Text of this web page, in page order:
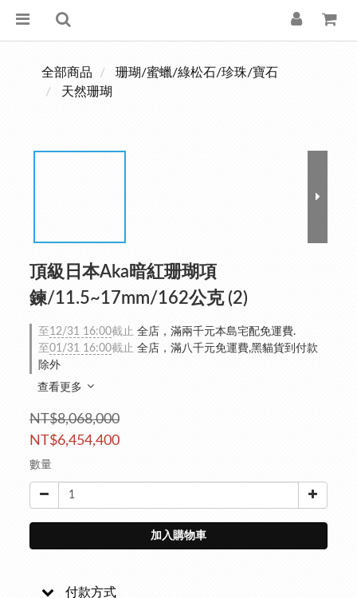
全部商品
珊瑚/蜜蠟/綠松石/珍珠/寶石
天然珊瑚
頂級日本Aka暗紅珊瑚項
鍊/11.5~17mm/162公克 (2)
至 12/31 16:00截止 全店，滿兩千元本島宅配免運費.
至01/31 16:00截止 全店，滿八千元免運費,黑貓貨到付款
除外
查看更多
NT$8,068,000
NT$6,454,400
數量
加入購物車
付款方式